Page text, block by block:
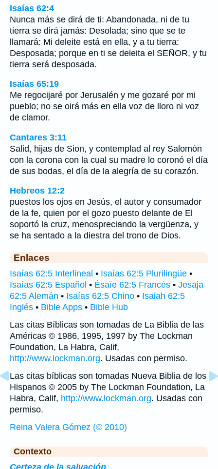
Isaías 62:4
Nunca más se dirá de ti: Abandonada, ni de tu
tierra se dirá jamás: Desolada; sino que se te
llamará: Mi deleite está en ella, y a tu tierra:
Desposada; porque en ti se deleita el SEÑOR, y tu
tierra será desposada.
Isaías 65:19
Me regocijaré por Jerusalén y me gozaré por mi
pueblo; no se oirá más en ella voz de lloro ni voz
de clamor.
Cantares 3:11
Salid, hijas de Sion, y contemplad al rey Salomón
con la corona con la cual su madre lo coronó el día
de sus bodas, el día de la alegría de su corazón.
Hebreos 12:2
puestos los ojos en Jesús, el autor y consumador
de la fe, quien por el gozo puesto delante de El
soportó la cruz, menospreciando la vergüenza, y
se ha sentado a la diestra del trono de Dios.
Enlaces
Isaías 62:5 Interlineal • Isaías 62:5 Plurilingüe •
Isaías 62:5 Español • Ésaïe 62:5 Francés • Jesaja
62:5 Alemán • Isaías 62:5 Chino • Isaiah 62:5
Inglés • Bible Apps • Bible Hub
Las citas Bíblicas son tomadas de La Biblia de las
Américas © 1986, 1995, 1997 by The Lockman
Foundation, La Habra, Calif,
http://www.lockman.org. Usadas con permiso.
Las citas bíblicas son tomadas Nueva Biblia de los
Hispanos © 2005 by The Lockman Foundation, La
Habra, Calif, http://www.lockman.org. Usadas con
permiso.
Reina Valera Gómez (© 2010)
Contexto